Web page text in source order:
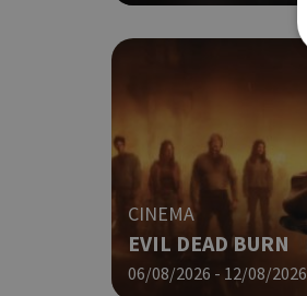
CINEMA
EVIL DEAD BURN
06/08/2026 - 12/08/2026